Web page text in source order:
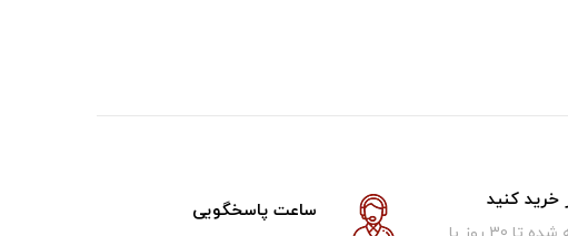
خرید کنید ساعت پاسخگویی